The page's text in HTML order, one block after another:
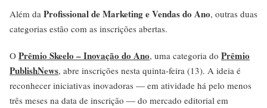
Além da Profissional de Marketing e Vendas do Ano, outras duas
categorias estão com as inscrições abertas.
O Prêmio Skeelo – Inovação do Ano, uma categoria do Prêmio
PublishNews, abre inscrições nesta quinta-feira (13). A ideia é
reconhecer iniciativas inovadoras — em atividade há pelo menos
três meses na data de inscrição — do mercado editorial em